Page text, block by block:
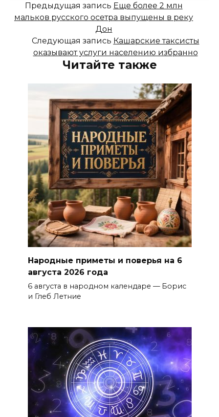
Предыдущая запись Еще более 2 млн
мальков русского осетра выпущены в реку
Дон
Следующая запись Кашарские таксисты
оказывают услуги населению избранно
Читайте также
Народные приметы и поверья на 6
августа 2026 года
6 августа в народном календаре — Борис
и Глеб Летние